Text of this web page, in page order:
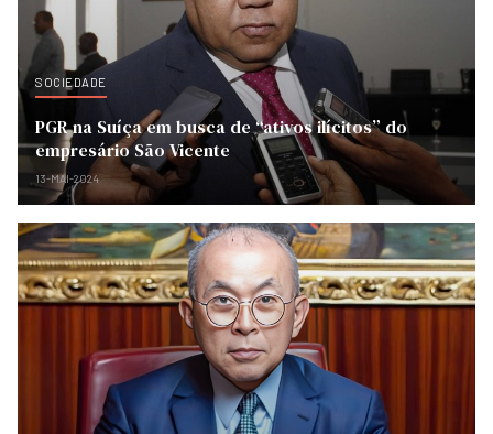
SOCIEDADE
PGR na Suíça em busca de “ativos ilícitos” do
empresário São Vicente
13-MAI-2024